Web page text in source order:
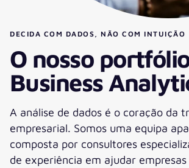
DECIDA COM DADOS, NÃO COM INTUIÇÃO
O nosso
Business
A análise de dados é o coração da
empresarial. Somos uma equipa
composta por consultores
de experiência em ajudar